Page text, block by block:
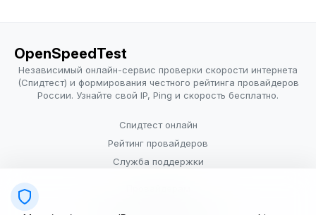
OpenSpeedTest
Независимый онлайн-сервис проверки скорости интернета
(Спидтест) и формирования честного рейтинга провайдеров
России. Узнайте свой IP, Ping и скорость бесплатно.
Спидтест онлайн
Рейтинг провайдеров
Служба поддержки